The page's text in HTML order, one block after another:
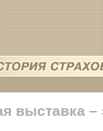
выставка –